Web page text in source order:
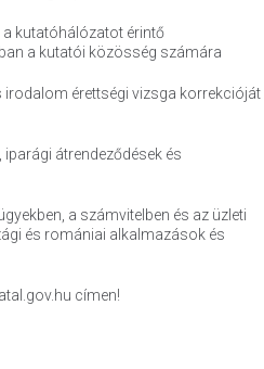
a kutatóhálózatot érintő
a kutatói közösség számára
irodalom érettségi vizsga korrekcióját
átrendeződések és
a számvitelben és az üzleti
és romániai alkalmazások és
címen!